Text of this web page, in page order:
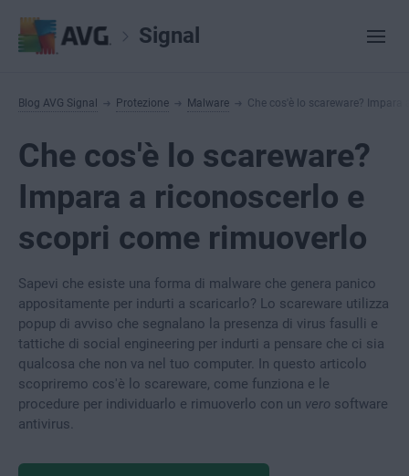
Signal
Blog AVG Signal Protezione Malware Che cos'è lo scareware?
Che cos'è lo scareware?
Impara a riconoscerlo e
scopri come rimuoverlo
Sapevi che esiste una forma di malware che genera panico
appositamente per indurti a scaricarlo? Lo scareware utilizza
popup di avviso che segnalano la presenza di virus fasulli e
tattiche di social engineering per indurti a pensare che ci sia
qualcosa che non va nel tuo computer. In questo articolo
scopriremo cos'è lo scareware, come funziona e le
procedure per individuarlo e rimuoverlo con un vero software
antivirus.